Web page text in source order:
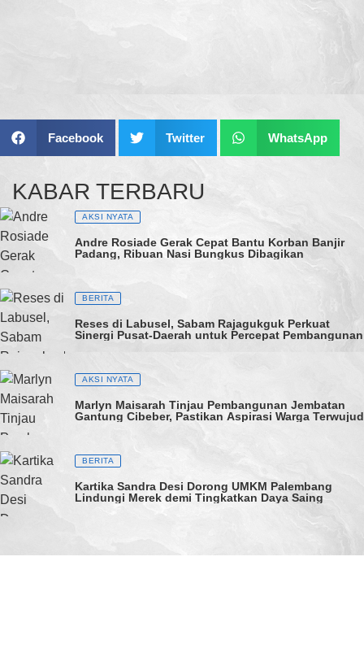
Facebook Twitter WhatsApp
KABAR TERBARU
AKSI NYATA
Andre Rosiade Gerak Cepat Bantu Korban Banjir
Padang, Ribuan Nasi Bungkus Dibagikan
BERITA
Reses di Labusel, Sabam Rajagukguk Perkuat
Sinergi Pusat-Daerah untuk Percepat Pembangunan
AKSI NYATA
Marlyn Maisarah Tinjau Pembangunan Jembatan
Gantung Cibeber, Pastikan Aspirasi Warga Terwujud
BERITA
Kartika Sandra Desi Dorong UMKM Palembang
Lindungi Merek demi Tingkatkan Daya Saing